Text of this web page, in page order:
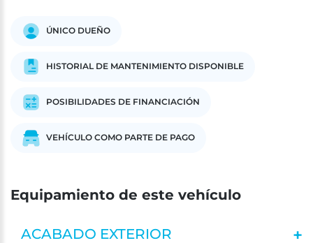
ÚNICO DUEÑO
HISTORIAL DE MANTENIMIENTO DISPONIBLE
POSIBILIDADES DE FINANCIACIÓN
VEHÍCULO COMO PARTE DE PAGO
Equipamiento de este vehículo
ACABADO EXTERIOR